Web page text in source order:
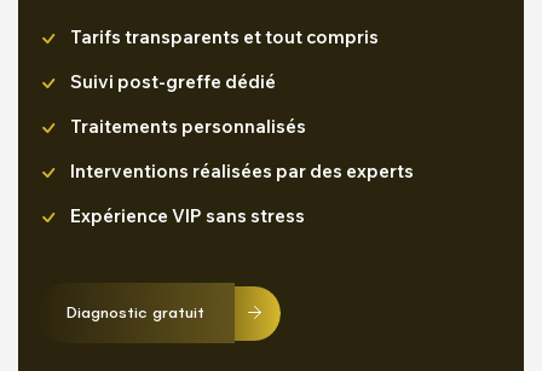
Tarifs transparents et tout compris
Suivi post-greffe dédié
Traitements personnalisés
Interventions réalisées par des experts
Expérience VIP sans stress
Diagnostic gratuit